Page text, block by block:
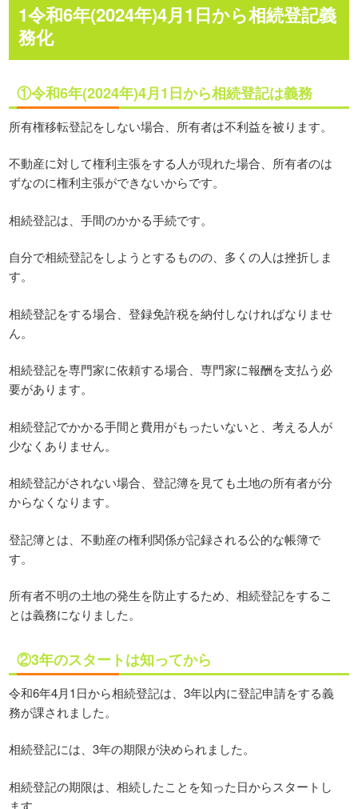
1令和6年(2024年)4月1日から相続登記義
務化
①令和6年(2024年)4月1日から相続登記は義務
所有権移転登記をしない場合、所有者は不利益を被ります。
不動産に対して権利主張をする人が現れた場合、所有者のは
ずなのに権利主張ができないからです。
相続登記は、手間のかかる手続です。
自分で相続登記をしようとするものの、多くの人は挫折しま
す。
相続登記をする場合、登録免許税を納付しなければなりませ
ん。
相続登記を専門家に依頼する場合、専門家に報酬を支払う必
要があります。
相続登記でかかる手間と費用がもったいないと、考える人が
少なくありません。
相続登記がされない場合、登記簿を見ても土地の所有者が分
からなくなります。
登記簿とは、不動産の権利関係が記録される公的な帳簿で
す。
所有者不明の土地の発生を防止するため、相続登記をするこ
とは義務になりました。
②3年のスタートは知ってから
令和6年4月1日から相続登記は、3年以内に登記申請をする義
務が課されました。
相続登記には、3年の期限が決められました。
相続登記の期限は、相続したことを知った日からスタートし
ます。